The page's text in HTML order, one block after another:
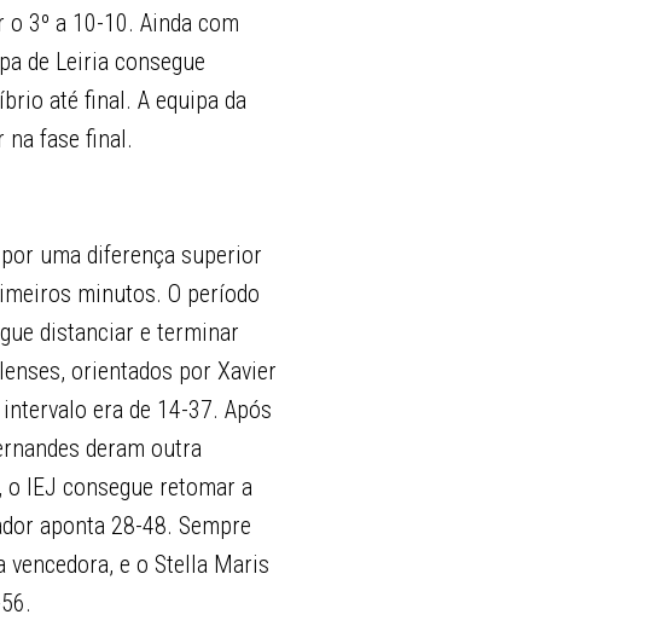
3º a 10-10. Ainda com
de Leiria consegue
até final. A equipa da
na fase final.
uma diferença superior
minutos. O período
distanciar e terminar
orientados por Xavier
era de 14-37. Após
deram outra
IEJ consegue retomar a
aponta 28-48. Sempre
e o Stella Maris